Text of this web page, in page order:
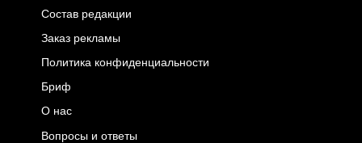
Состав редакции
Заказ рекламы
Политика конфиденциальности
Бриф
О нас
Вопросы и ответы